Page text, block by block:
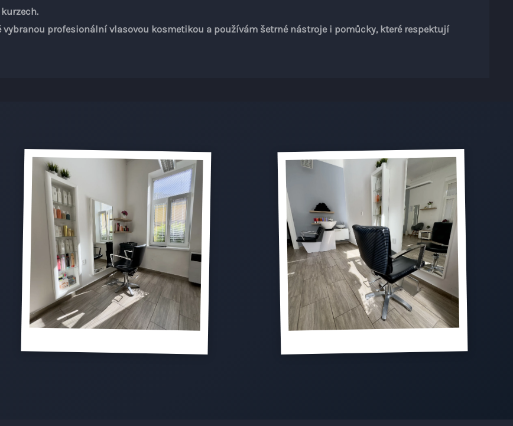
profesionální vlasovou kosmetikou a používám šetrné nástroje i pomůcky, které respektují